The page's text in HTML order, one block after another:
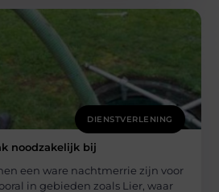
DIENSTVERLENING
noodzakelijk bij
een ware nachtmerrie zijn voor
in gebieden zoals Lier, waar